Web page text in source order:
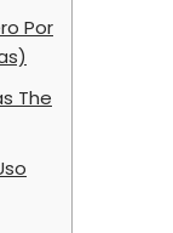
Por
The